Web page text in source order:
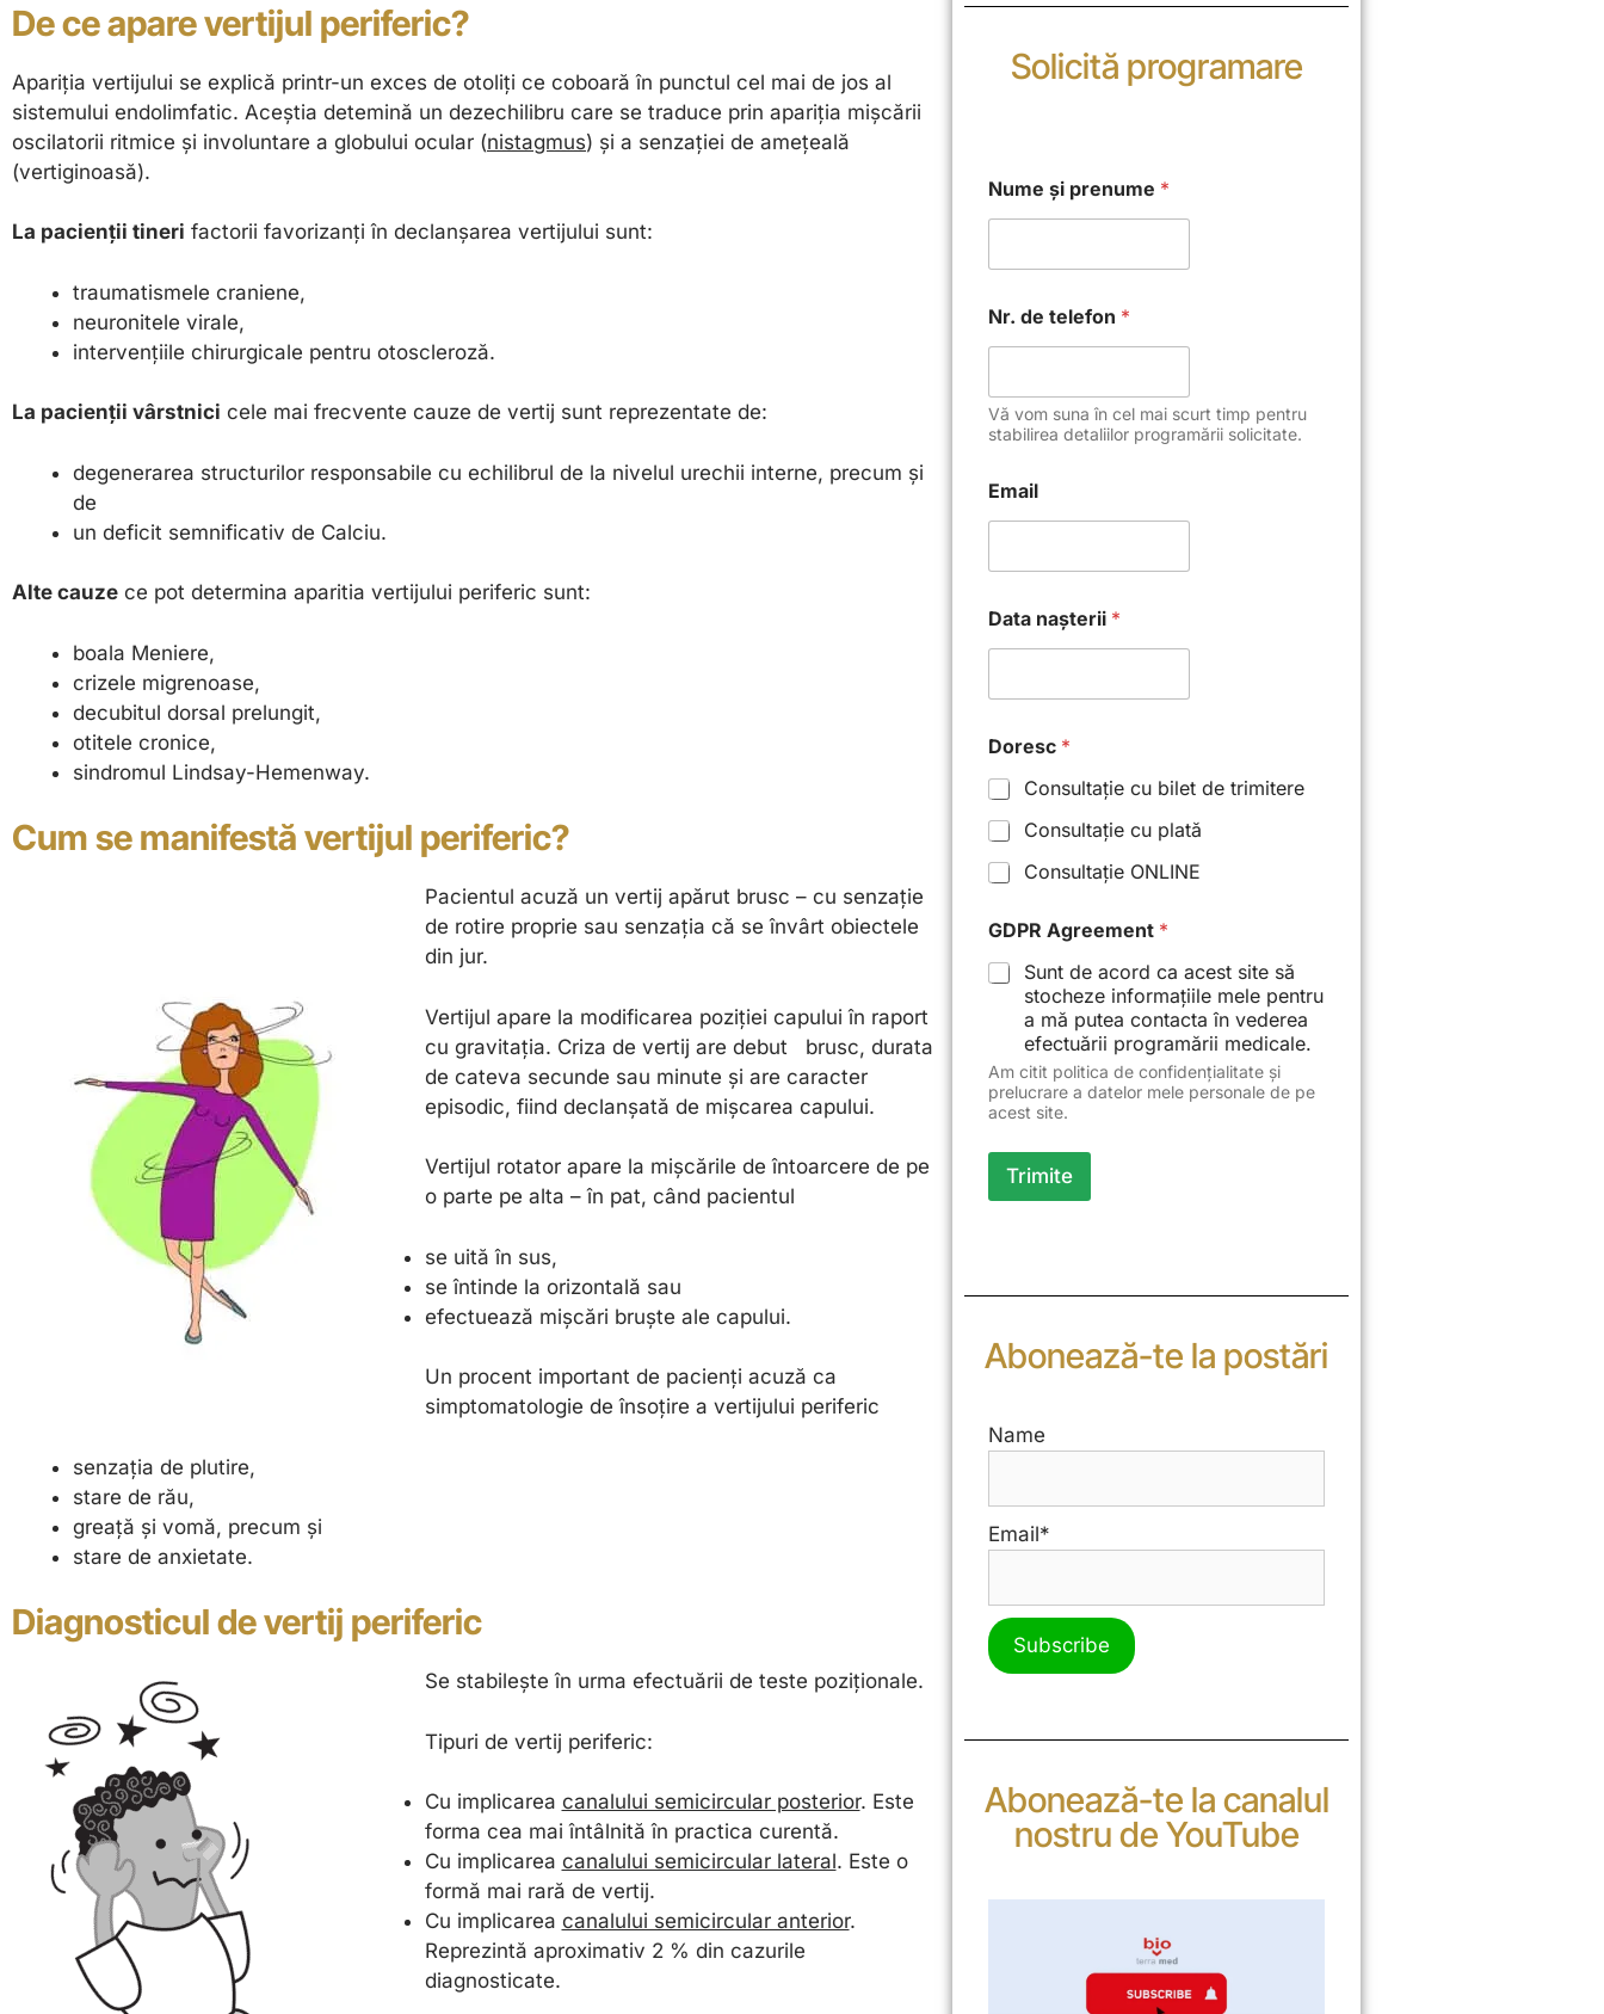
De ce apare vertijul periferic?
Apariția vertijului se explică printr-un exces de otoliți ce coboară în punctul cel mai de jos al
sistemului endolimfatic. Aceștia detemină un dezechilibru care se traduce prin apariția mișcării
oscilatorii ritmice și involuntare a globului ocular (nistagmus) și a senzației de amețeală
(vertiginoasă).
La pacienții tineri factorii favorizanți în declanșarea vertijului sunt:
traumatismele craniene,
neuronitele virale,
intervențiile chirurgicale pentru otoscleroză.
La pacienții vârstnici cele mai frecvente cauze de vertij sunt reprezentate de:
degenerarea structurilor responsabile cu echilibrul de la nivelul urechii interne, precum și
de
un deficit semnificativ de Calciu.
Alte cauze ce pot determina aparitia vertijului periferic sunt:
boala Meniere,
crizele migrenoase,
decubitul dorsal prelungit,
otitele cronice,
sindromul Lindsay-Hemenway.
Cum se manifestă vertijul periferic?
Pacientul acuză un vertij apărut brusc – cu senzație
de rotire proprie sau senzația că se învârt obiectele
din jur.
Vertijul apare la modificarea poziției capului în raport
cu gravitația. Criza de vertij are debut brusc, durata
de cateva secunde sau minute și are caracter
episodic, fiind declanșată de mișcarea capului.
Vertijul rotator apare la mișcările de întoarcere de pe
o parte pe alta – în pat, când pacientul
se uită în sus,
se întinde la orizontală sau
efectuează mișcări bruște ale capului.
Un procent important de pacienți acuză ca
simptomatologie de însoțire a vertijului periferic
senzația de plutire,
stare de rău,
greață și vomă, precum și
stare de anxietate.
Diagnosticul de vertij periferic
Se stabilește în urma efectuării de teste poziționale.
Tipuri de vertij periferic:
Cu implicarea canalului semicircular posterior. Este
forma cea mai întâlnită în practica curentă.
Cu implicarea canalului semicircular lateral. Este o
formă mai rară de vertij.
Cu implicarea canalului semicircular anterior.
Reprezintă aproximativ 2 % din cazurile
diagnosticate.
Solicită programare
Nume și prenume *
Nr. de telefon *
Vă vom suna în cel mai scurt timp pentru
stabilirea detaliilor programării solicitate.
Email
Data nașterii *
Doresc *
Consultație cu bilet de trimitere
Consultație cu plată
Consultație ONLINE
a
ș
t
i
N
u
e
o
c
GDPR Agreement *
Sunt de acord ca acest site să
stocheze informațiile mele pentru
a mă putea contacta în vederea
efectuării programării medicale.
Am citit politica de confidențialitate și
prelucrare a datelor mele personale de pe
acest site.
Trimite
Abonează-te la postări
Name
Email*
Abonează-te la canalul
nostru de YouTube